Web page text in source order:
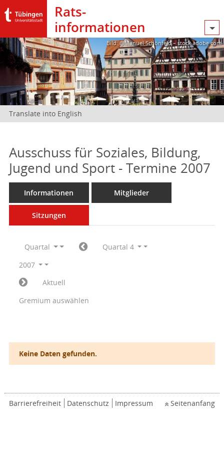
Rats­
informationen
Bild: @Manuel Schönfeld – stock.adobe.com
Translate into English
Ausschuss für Soziales, Bildung,
Jugend und Sport - Termine 2007
Informationen Mitglieder
Sitzungen
Quartal
Quartal 4
2007
Aktuell
Gremium auswählen
Keine Daten gefunden.
Barrierefreiheit Datenschutz Impressum Seitenanfang